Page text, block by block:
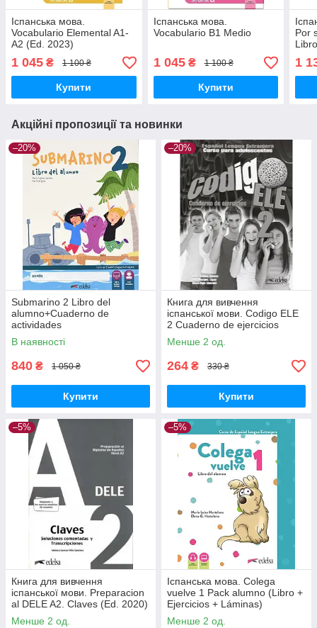
Іспанська мова.
Vocabulario Elemental A1-
A2 (Ed. 2023)
1 045 ₴ 1 100 ₴
Купити
Іспанська мова.
Vocabulario B1 Medio
1 045₴ 1 100 ₴
Купити
Por
1
Акційні пропозиції та новинки
–20%
Submarino 2 Libro del
alumno+Cuaderno de
actividades
В наявності
840 ₴ 1 050 ₴
Купити
–20%
Книга для вивчення
іспанської мови. Codigo ELE
2 Cuaderno de ejercicios
Менше 2 од.
264 ₴ 330 ₴
Купити
–5%
Книга для вивчення
іспанської мови. Preparacion
al DELE A2. Claves (Ed. 2020)
Менше 2 од.
–5%
Іспанська мова. Colega
vuelve 1 Pack alumno (Libro +
Ejercicios + Láminas)
Менше 2 од.